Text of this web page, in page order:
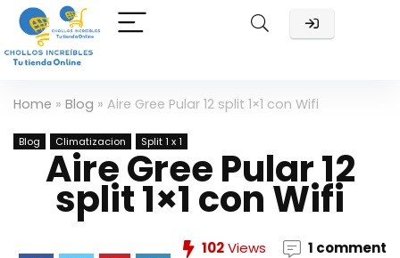
Home » Blog » Aire Gree Pular 12 split 1×1 con Wifi
Blog Climatizacion Split 1 x 1
Aire Gree Pular 12
split 1×1 con Wifi
102Views 1 comment